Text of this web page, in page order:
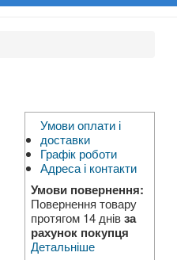
Умови оплати і
доставки
Графік роботи
Адреса і контакти
Умови повернення:
Повернення товару
протягом 14 днівза
рахунок покупця
Детальніше